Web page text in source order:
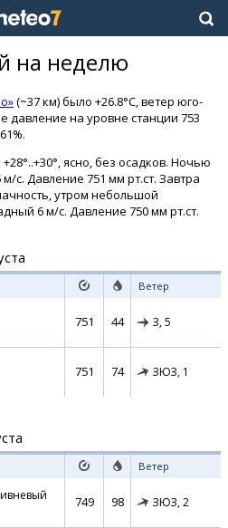
на неделю
(~37 км) было +26.8°C, ветер юго-
давление на уровне станции 753
ясно, без осадков. Ночью
с. Давление 751 мм рт.ст. Завтра
утром небольшой
6 м/с. Давление 750 мм рт.ст.
Ветер
751 44 З, 5
751 74 ЗЮЗ, 1
Ветер
749 98 ЗЮЗ, 2